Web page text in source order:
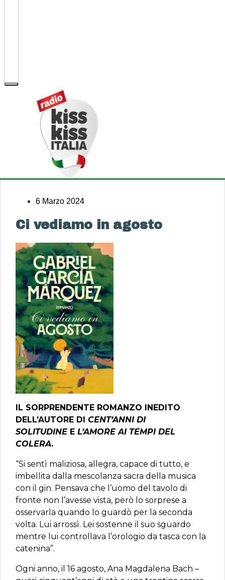
6 Marzo 2024
Ci vediamo in agosto
IL SORPRENDENTE ROMANZO INEDITO
DELL’AUTORE DI CENT’ANNI DI
SOLITUDINE E L’AMORE AI TEMPI DEL
COLERA.
“Si sentì maliziosa, allegra, capace di tutto, e
imbellita dalla mescolanza sacra della musica
con il gin. Pensava che l’uomo del tavolo di
fronte non l’avesse vista, però lo sorprese a
osservarla quando lo guardò per la seconda
volta. Lui arrossì. Lei sostenne il suo sguardo
mentre lui controllava l’orologio da tasca con la
catenina”.
Ogni anno, il 16 agosto, Ana Magdalena Bach –